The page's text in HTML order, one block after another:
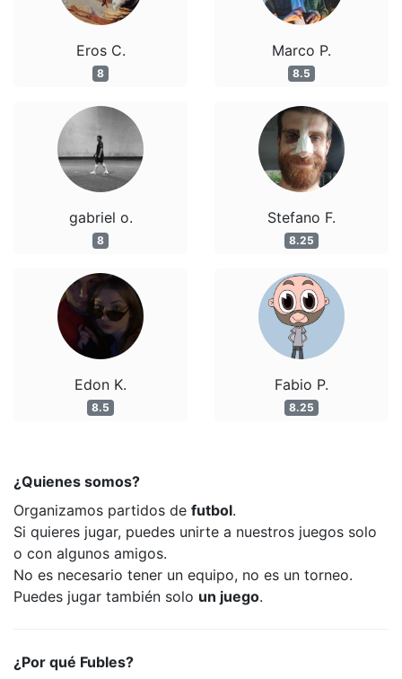
Eros C.
8
gabriel o.
8
Edon K.
8.5
Marco P.
8.5
Stefano F.
8.25
Fabio P.
8.25
¿Quienes somos?
Organizamos partidos de futbol.
Si quieres jugar, puedes unirte a nuestros juegos solo
o con algunos amigos.
No es necesario tener un equipo, no es un torneo.
Puedes jugar también solo un juego.
¿Por qué Fubles?